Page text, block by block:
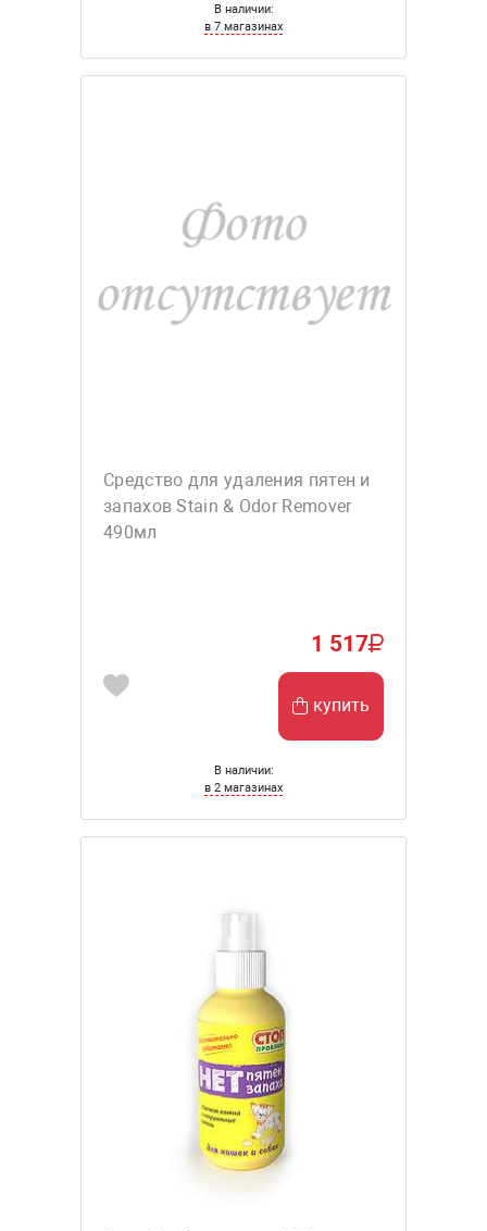
В наличии:
в 7 магазинах
Средство для удаления пятен и
запахов Stain & Odor Remover
490мл
1 517
купить
В наличии:
в 2 магазинах